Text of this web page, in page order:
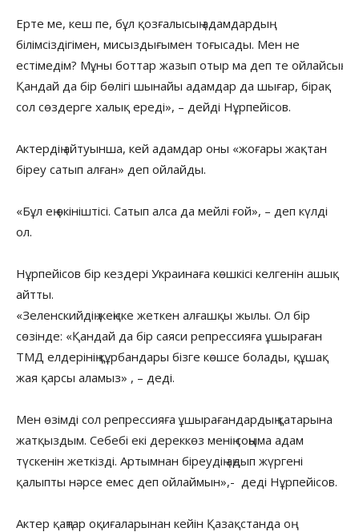
Ерте ме, кеш пе, бұл қозғалысың адамдардың
білімсіздігімен, мисыздығымен тоғысады. Мен не
естімедім? Мұны боттар жазып отыр ма деп те ойлайсың.
Қандай да бір бөлігі шынайы адамдар да шығар, бірақ
сол сөздерге халық ереді», – дейді Нұрпейісов.
Актердің айтуынша, кей адамдар оны «жоғары жақтан
біреу сатып алған» деп ойлайды.
«Бұл ең өкініштісі. Сатып алса да мейлі ғой», – деп күлді
ол.
Нұрпейісов бір кездері Украинаға көшкісі келгенін ашық
айтты.
«Зеленскийдің жеңіске жеткен алғашқы жылы. Ол бір
сөзінде: «Қандай да бір саяси репрессияға ұшыраған
ТМД елдерінің құрбандары бізге көшсе болады, құшақ
жая қарсы аламыз» , – деді.
Мен өзімді сол репрессияға ұшырағандардың қатарына
жатқыздым. Себебі екі дереккөз менің соңыма адам
түскенін жеткізді. Артымнан біреудің аңдып жүргені
қалыпты нәрсе емес деп ойлаймын»,- деді Нұрпейісов.
Актер қаңтар оқиғаларынан кейін Қазақстанда оң